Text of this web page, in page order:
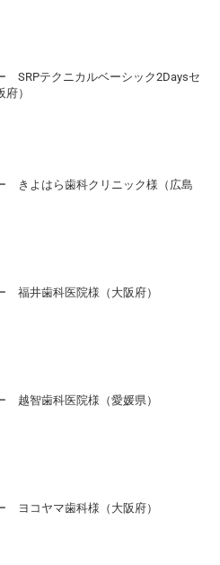
SRPテクニカルベーシック2Daysセ
）
きよはら歯科クリニック様（広島
福井歯科医院様（大阪府）
越智歯科医院様（愛媛県）
ヨコヤマ歯科様（大阪府）